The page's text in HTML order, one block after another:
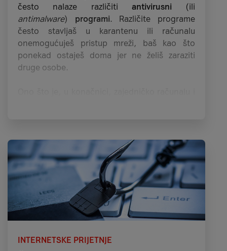
često nalaze različiti antivirusni
(ili
antimalware) programi. Različite programe
često stavljaš u karantenu ili računalu
onemogućuješ pristup mreži, baš kao što
ponekad ostaješ doma jer ne želiš zaraziti
druge osobe.
Štete koje prouzročuju malware ili ransomware
mogu bitiiznimno ozbiljne
. Prema Statisti,
u 2024. godini
otprilike65 % financijskih
organizacija
diljem svijeta prijavilo je da je
iskusiloransomware napad. Uz to,žrtve
ransomwarea u prosjeku trajno gube 43 %
podataka
pogođenih napadom.
INTERNETSKE PRIJETNJE